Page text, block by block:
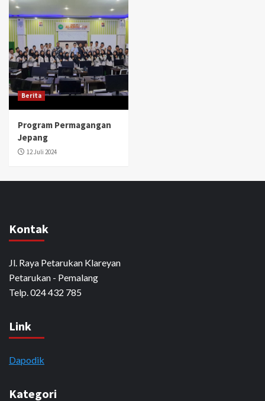
Berita
Program Permagangan
Jepang
12 Juli 2024
Kontak
Jl. Raya Petarukan Klareyan
Petarukan - Pemalang
Telp. 024 432 785
Link
Dapodik
Kategori